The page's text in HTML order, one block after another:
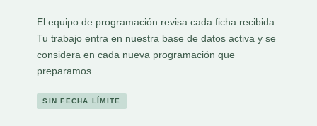
El equipo de programación revisa cada ficha recibida.
Tu trabajo entra en nuestra base de datos activa y se
considera en cada nueva programación que
preparamos.
SIN FECHA LÍMITE